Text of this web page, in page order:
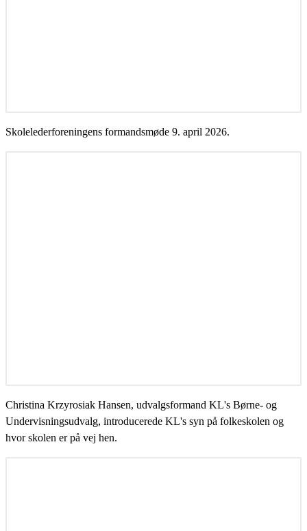
Skolelederforeningens formandsmøde 9. april 2026.
Christina Krzyrosiak Hansen, udvalgsformand KL's Børne- og
Undervisningsudvalg, introducerede KL's syn på folkeskolen og
hvor skolen er på vej hen.